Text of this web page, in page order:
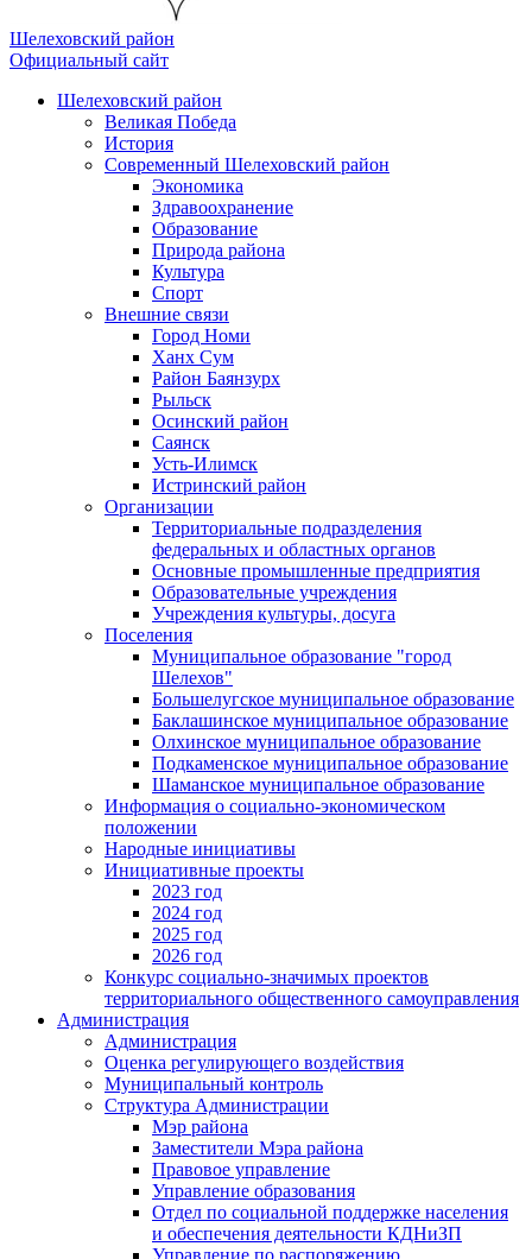
Шелеховский район
Официальный сайт
Шелеховский район
Великая Победа
История
Современный Шелеховский район
Экономика
Здравоохранение
Образование
Природа района
Культура
Спорт
Внешние связи
Город Номи
Ханх Сум
Район Баянзурх
Рыльск
Осинский район
Саянск
Усть-Илимск
Истринский район
Организации
Территориальные подразделения
федеральных и областных органов
Основные промышленные предприятия
Образовательные учреждения
Учреждения культуры, досуга
Поселения
Муниципальное образование "город
Шелехов"
Большелугское муниципальное образование
Баклашинское муниципальное образование
Олхинское муниципальное образование
Подкаменское муниципальное образование
Шаманское муниципальное образование
Информация о социально-экономическом
положении
Народные инициативы
Инициативные проекты
2023 год
2024 год
2025 год
2026 год
Конкурс социально-значимых проектов
территориального общественного самоуправления
Администрация
Администрация
Оценка регулирующего воздействия
Муниципальный контроль
Структура Администрации
Мэр района
Заместители Мэра района
Правовое управление
Управление образования
Отдел по социальной поддержке населения
и обеспечения деятельности КДНиЗП
Управление по распоряжению